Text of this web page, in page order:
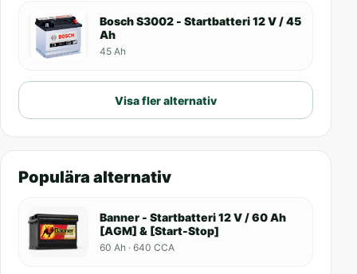
Bosch S3002 - Startbatteri 12 V / 45
Ah
45 Ah
Visa fler alternativ
Populära alternativ
Banner - Startbatteri 12 V / 60 Ah
[AGM] & [Start-Stop]
60 Ah · 640 CCA